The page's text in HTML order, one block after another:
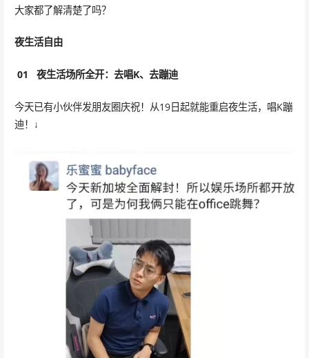
大家都了解清楚了吗？
夜生活自由
01 夜生活场所全开：去唱K、去蹦迪
今天已有小伙伴发朋友圈庆祝！从19日起就能重启夜生活，唱K蹦
迪！↓